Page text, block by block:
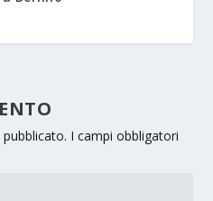
I campi obbligatori